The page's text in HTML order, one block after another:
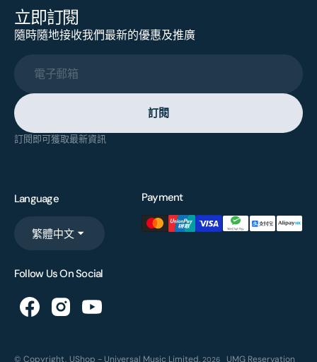
立即訂閱
隨時隨地接收我們最新的優惠及推廣
電子郵箱
訂閱
訂閱即可獲取最新資訊
Language
繁體中文
Payment
Follow Us On Social
© Copyright, UShop - Universal Music Limited, 2026 UMG Reservation